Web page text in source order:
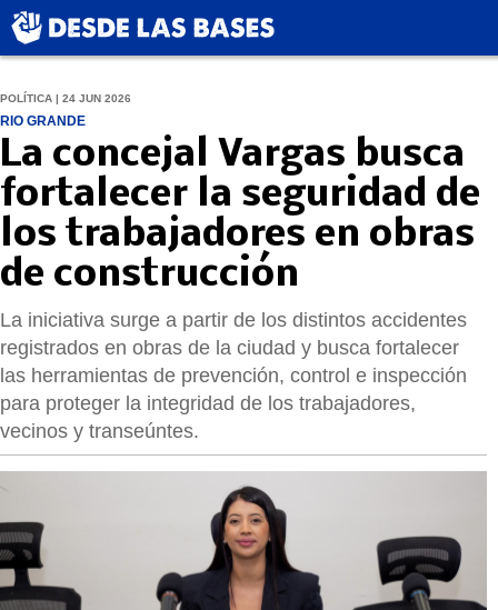
POLÍTICA | 24 JUN 2026
RIO GRANDE
La concejal Vargas busca
fortalecer la seguridad de
los trabajadores en obras
de construcción
La iniciativa surge a partir de los distintos accidentes
registrados en obras de la ciudad y busca fortalecer
las herramientas de prevención, control e inspección
para proteger la integridad de los trabajadores,
vecinos y transeúntes.